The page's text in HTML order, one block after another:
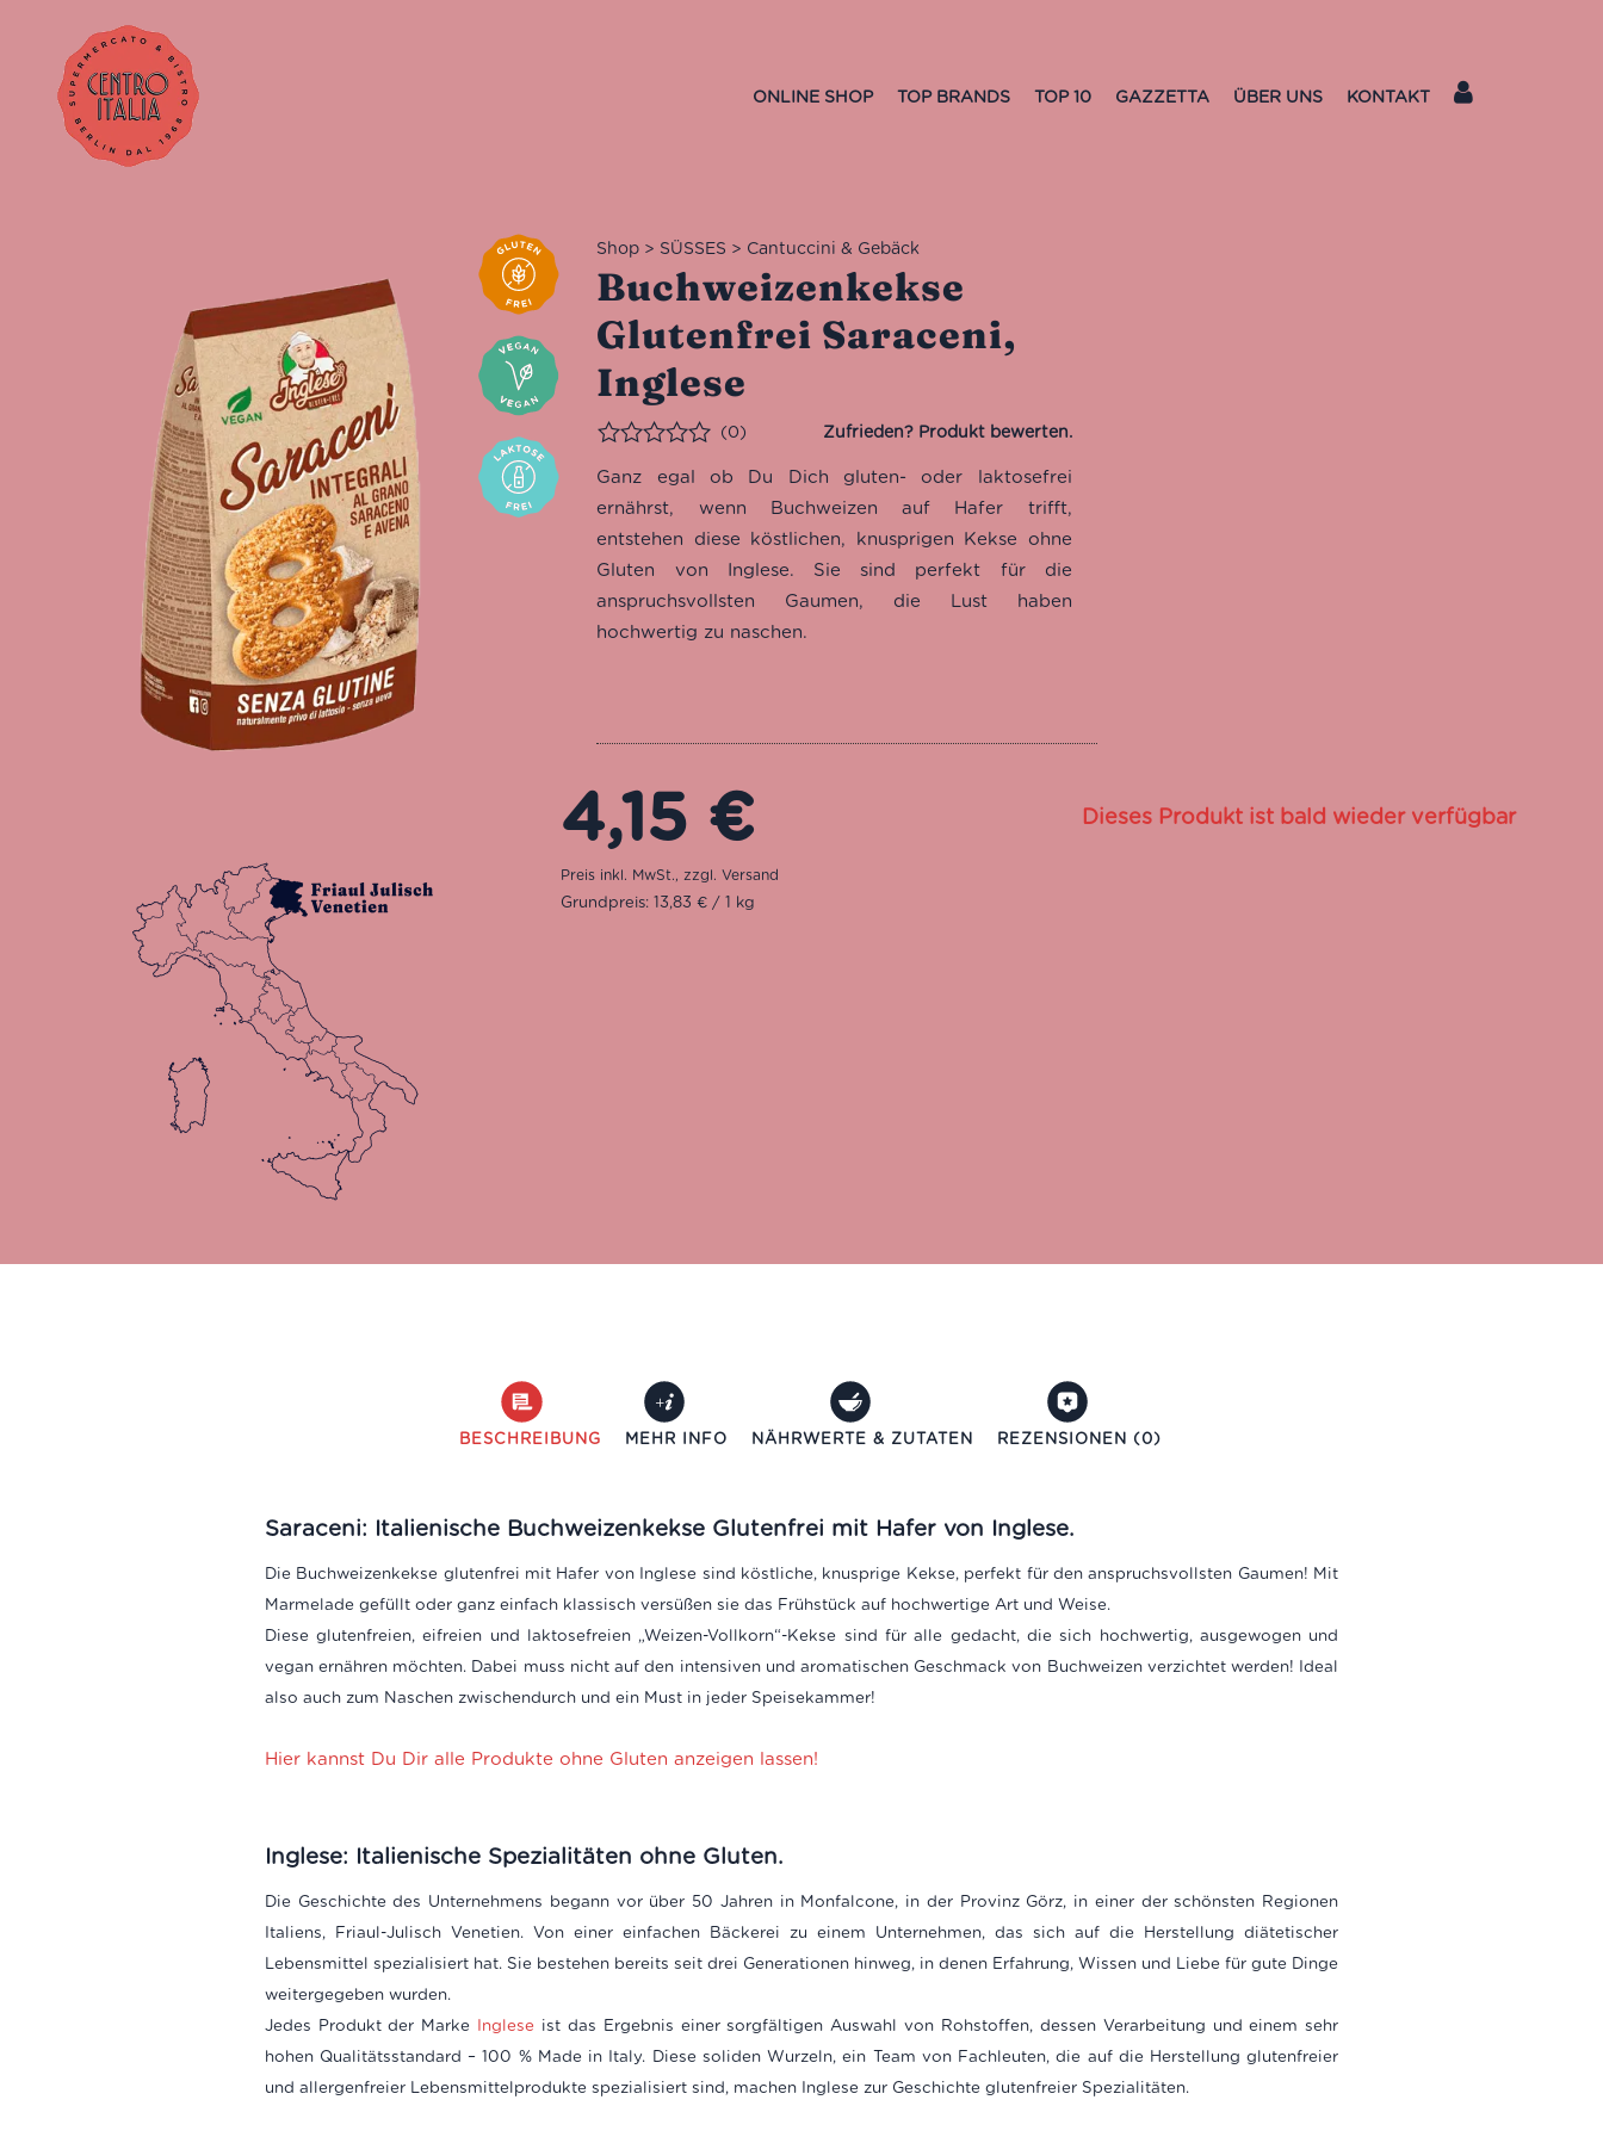
ONLINE SHOP TOP BRANDS TOP 10 GAZZETTA ÜBER UNS KONTAKT
Shop > SÜSSES > Cantuccini & Gebäck
Buchweizenkekse
Glutenfrei Saraceni,
Inglese
(0)
Ganz egal ob Du Dich gluten- oder laktosefrei
ernährst, wenn Buchweizen auf Hafer trifft,
entstehen diese köstlichen, knusprigen Kekse ohne
Gluten von Inglese. Sie sind perfekt für die
anspruchsvollsten Gaumen, die Lust haben
hochwertig zu naschen.
4,15 €
Grundpreis: 13,83 € / 1 kg
Dieses Produkt ist bald wieder verfügbar
BESCHREIBUNG MEHR INFO NÄHRWERTE & ZUTATEN REZENSIONEN (0)
Saraceni: Italienische Buchweizenkekse Glutenfrei mit Hafer von Inglese.
Die Buchweizenkekse glutenfrei mit Hafer von Inglese sind köstliche, knusprige Kekse, perfekt für den anspruchsvollsten Gaumen! Mit
Marmelade gefüllt oder ganz einfach klassisch versüßen sie das Frühstück auf hochwertige Art und Weise.
Diese glutenfreien, eifreien und laktosefreien „Weizen-Vollkorn“-Kekse sind für alle gedacht, die sich hochwertig, ausgewogen und
vegan ernähren möchten. Dabei muss nicht auf den intensiven und aromatischen Geschmack von Buchweizen verzichtet werden! Ideal
also auch zum Naschen zwischendurch und ein Must in jeder Speisekammer!
Hier kannst Du Dir alle Produkte ohne Gluten anzeigen lassen!
Inglese: Italienische Spezialitäten ohne Gluten.
Die Geschichte des Unternehmens begann vor über 50 Jahren in Monfalcone, in der Provinz Görz, in einer der schönsten Regionen
Italiens, Friaul-Julisch Venetien. Von einer einfachen Bäckerei zu einem Unternehmen, das sich auf die Herstellung diätetischer
Lebensmittel spezialisiert hat. Sie bestehen bereits seit drei Generationen hinweg, in denen Erfahrung, Wissen und Liebe für gute Dinge
weitergegeben wurden.
Jedes Produkt der Marke Inglese ist das Ergebnis einer sorgfältigen Auswahl von Rohstoffen, dessen Verarbeitung und einem sehr
hohen Qualitätsstandard – 100 % Made in Italy. Diese soliden Wurzeln, ein Team von Fachleuten, die auf die Herstellung glutenfreier
und allergenfreier Lebensmittelprodukte spezialisiert sind, machen Inglese zur Geschichte glutenfreier Spezialitäten.